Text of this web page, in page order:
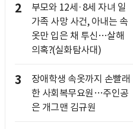
2
부모와 12세·8세 자녀 일
가족 사망 사건, 아내는 속
옷만 입은 채 투신…살해
의혹?(실화탐사대)
3
장애학생 속옷까지 손빨래
한 사회복무요원…주인공
은 개그맨 김규원